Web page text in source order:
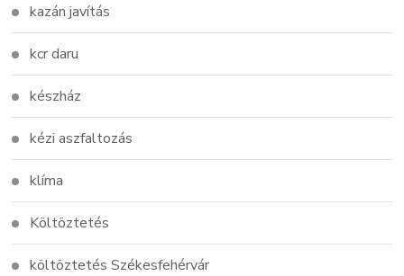
kazán javítás
kcr daru
készház
kézi aszfaltozás
klíma
Költöztetés
költöztetés Székesfehérvár